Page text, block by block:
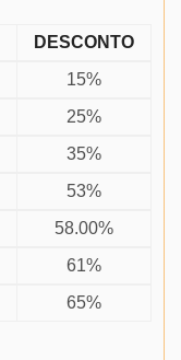
DESCONTO
15%
25%
35%
53%
58.00%
61%
65%